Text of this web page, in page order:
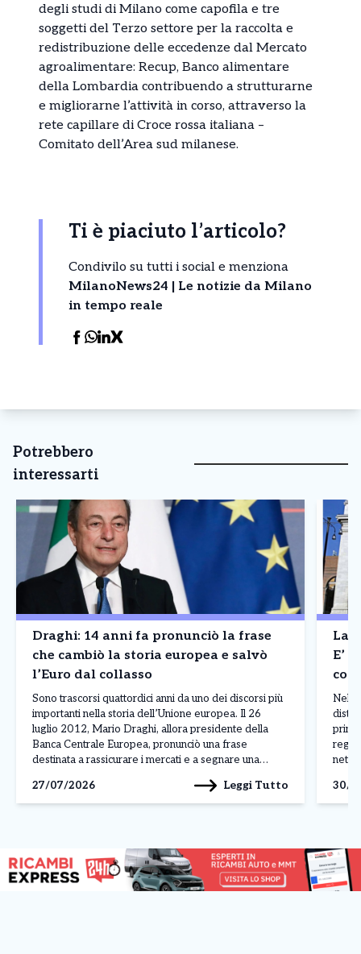
degli studi di Milano come capofila e tre
soggetti del Terzo settore per la raccolta e
redistribuzione delle eccedenze dal Mercato
agroalimentare: Recup, Banco alimentare
della Lombardia contribuendo a strutturarne
e migliorarne l’attività in corso, attraverso la
rete capillare di Croce rossa italiana –
Comitato dell’Area sud milanese.
Ti è piaciuto l’articolo?
Condivilo su tutti i social e menziona
MilanoNews24 | Le notizie da Milano
in tempo reale
Potrebbero
interessarti
Draghi: 14 anni fa pronunciò la frase
che cambiò la storia europea e salvò
l’Euro dal collasso
Sono trascorsi quattordici anni da uno dei discorsi più
importanti nella storia dell’Unione europea. Il 26
luglio 2012, Mario Draghi, allora presidente della
Banca Centrale Europea, pronunciò una frase
destinata a rassicurare i mercati e a segnare una
mandato, la BCE è pronta a fare tutto il necessario […]
27/07/2026 Leggi Tutto
La
E’
Nel
30/